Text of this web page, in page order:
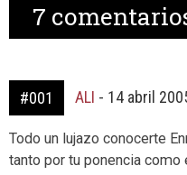
7
#001 ALI - 14 abril
Todo un lujazo conocerte
tanto por tu ponencia como